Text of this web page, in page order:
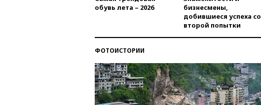
обувь лета – 2026
бизнесмены,
добившиеся успеха со
второй попытки
ФОТОИСТОРИИ